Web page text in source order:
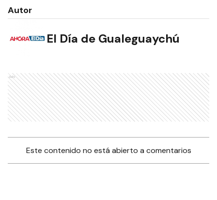
Autor
El Día de Gualeguaychú
Ads
Este contenido no está abierto a comentarios